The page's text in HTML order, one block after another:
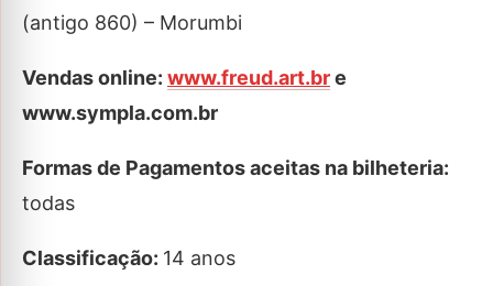
(antigo 860) – Morumbi
Vendas online: www.freud.art.bre
www.sympla.com.br
Formas de Pagamentos aceitas na bilheteria:
todas
Classificação: 14 anos